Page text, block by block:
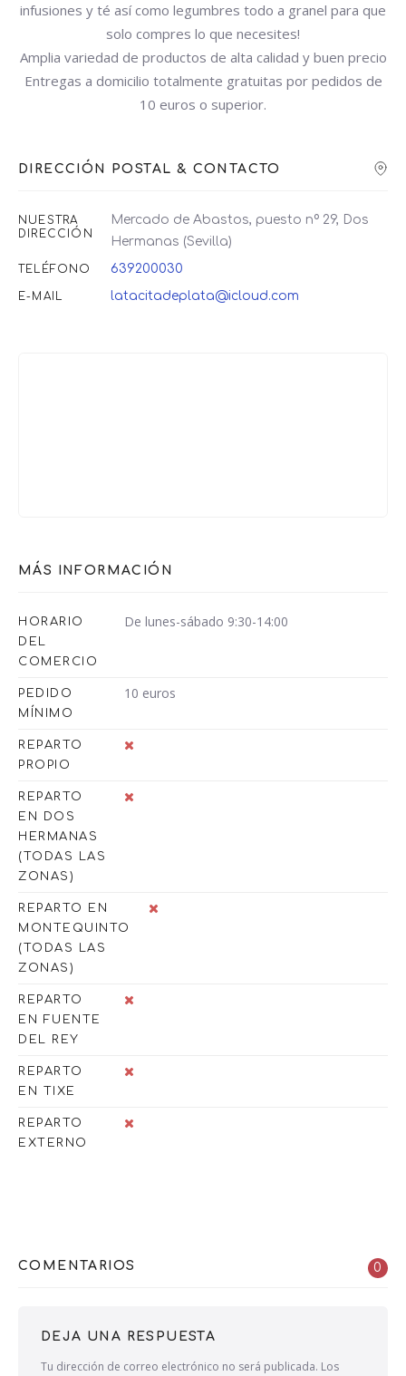
infusiones y té así como legumbres todo a granel para que
solo compres lo que necesites!
Amplia variedad de productos de alta calidad y buen precio
Entregas a domicilio totalmente gratuitas por pedidos de
10 euros o superior.
DIRECCIÓN POSTAL & CONTACTO
NUESTRA
DIRECCIÓN
Mercado de Abastos, puesto nº 29, Dos
Hermanas (Sevilla)
TELÉFONO 639200030
E-MAIL latacitadeplata@icloud.com
MÁS INFORMACIÓN
HORARIO
DEL
COMERCIO
De lunes-sábado 9:30-14:00
PEDIDO
MÍNIMO
10 euros
REPARTO
PROPIO
REPARTO
EN DOS
HERMANAS
(TODAS LAS
ZONAS)
REPARTO EN
MONTEQUINTO
(TODAS LAS
ZONAS)
REPARTO
EN FUENTE
DEL REY
REPARTO
EN TIXE
REPARTO
EXTERNO
COMENTARIOS 0
DEJA UNA RESPUESTA
Tu dirección de correo electrónico no será publicada. Los